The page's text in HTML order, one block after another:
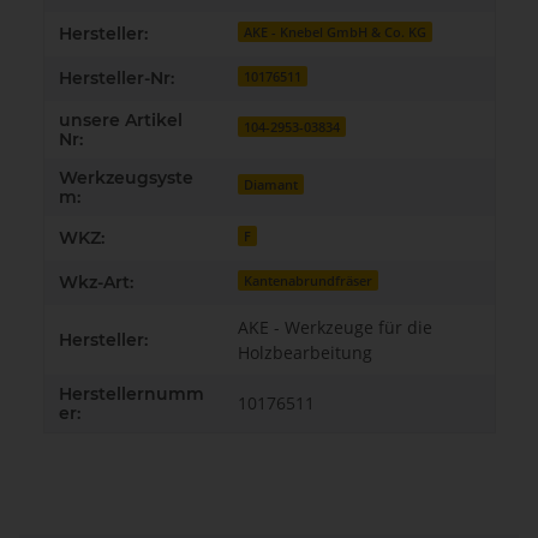
Hersteller: AKE - Knebel GmbH & Co. KG
Hersteller-Nr: 10176511
unsere Artikel
Nr:
104-2953-03834
Werkzeugsyste
m:
Diamant
WKZ: F
Wkz-Art: Kantenabrundfräser
Hersteller:
AKE - Werkzeuge für die
Holzbearbeitung
Herstellernumm
er:
10176511